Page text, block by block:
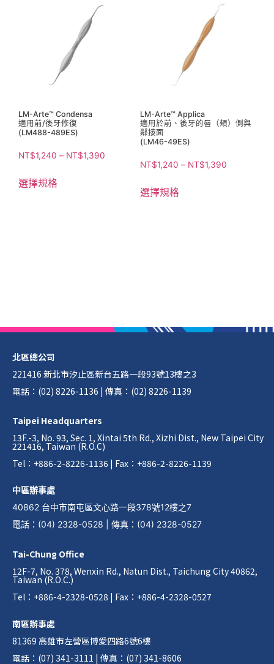
LM-Arte™ Condensa
適用前/後牙修復
(LM488-489ES)
NT$1,240 – NT$1,390
選擇規格
LM-Arte™ Applica
適用於前、後牙的唇（頰）側與
鄰接面
(LM46-49ES)
NT$1,240 – NT$1,390
選擇規格
北區總公司
221416 新北市汐止區新台五路一段93號13樓之3
電話：(02) 8226-1136 | 傳真：(02) 8226-1139
Taipei Headquarters
13F.-3, No. 93, Sec. 1, Xintai 5th Rd., Xizhi Dist., New Taipei City
221416, Taiwan (R.O.C)
Tel：+886-2-8226-1136 | Fax：+886-2-8226-1139
中區辦事處
40862 台中市南屯區文心路一段378號12樓之7
電話 ： (04) 2328-0528 傳真 ： (04) 2328-0527
Tai-Chung Office
12F-7, No. 378, Wenxin Rd., Natun Dist., Taichung City 40862,
Taiwan (R.O.C.)
Tel：+886-4-2328-0528 | Fax：+886-4-2328-0527
南區辦事處
81369 高雄市左營區博愛四路6號6樓
電話：(07) 341-3111 | 傳真：(07) 341-8606